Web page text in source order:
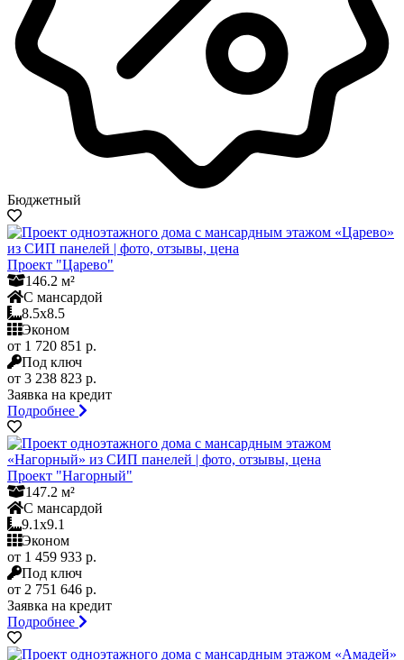
Бюджетный
Проект "Царево"
146.2 м²
С мансардой
8.5x8.5
Эконом
от 1 720 851 р.
Под ключ
от 3 238 823 р.
Заявка на кредит
Подробнее
Проект "Нагорный"
147.2 м²
С мансардой
9.1x9.1
Эконом
от 1 459 933 р.
Под ключ
от 2 751 646 р.
Заявка на кредит
Подробнее